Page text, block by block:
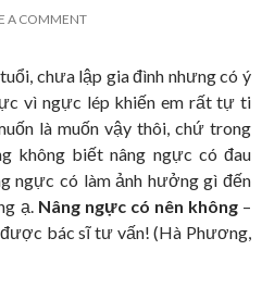
A COMMENT
chưa lập gia đình nhưng có ý
vì ngực lép khiến em rất tự ti
là muốn vậy thôi, chứ trong
không biết nâng ngực có đau
ngực có làm ảnh hưởng gì đến
ạ. Nâng ngực có nên không–
bác sĩ tư vấn! (Hà Phương,